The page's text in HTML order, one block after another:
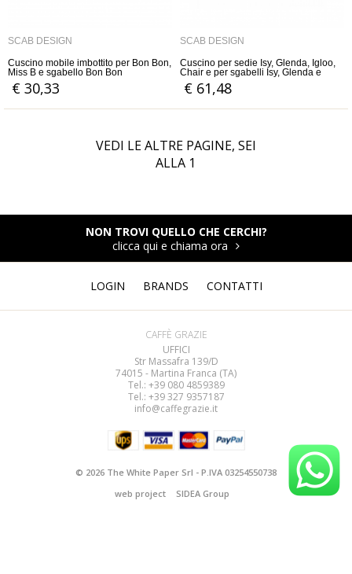
SCAB DESIGN
Cuscino mobile imbottito per Bon Bon,
Miss B e sgabello Bon Bon
€ 30,33
SCAB DESIGN
Cuscino per sedie Isy, Glenda, Igloo,
Chair e per sgabelli Isy, Glenda e
Igloo
€ 61,48
VEDI LE ALTRE PAGINE, SEI
ALLA 1
NON TROVI QUELLO CHE CERCHI?
clicca qui e chiama ora
LOGIN BRANDS CONTATTI
CAFFÈ GRAZIE
UFFICI
Str Massafra 139/D
74015 - Martina Franca (TA)
Tel.: +39 0804859389
Tel.: +39 327 9357187
info@caffegrazie.it
© 2026 The White Paper Srl - P.IVA 03254550738
web project
SIDEA Group